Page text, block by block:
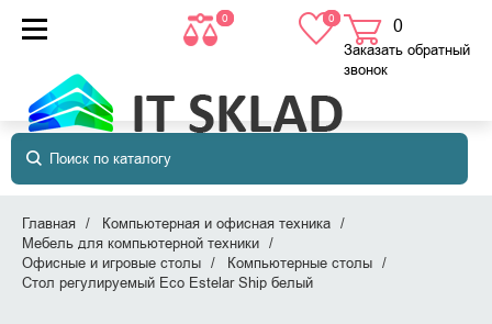
0 0 0
в корзине
Заказать обратный
звонок
Главная
Компьютерная и офисная техника
Мебель для компьютерной техники
Офисные и игровые столы
Компьютерные столы
Стол регулируемый Eco Estelar Ship белый